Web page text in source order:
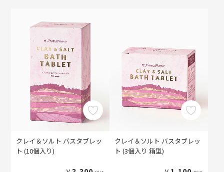
クレイ＆ソルト バスタブレッ
ト (10個入り)
クレイ＆ソルト バスタブレッ
ト (3個入り 箱型)